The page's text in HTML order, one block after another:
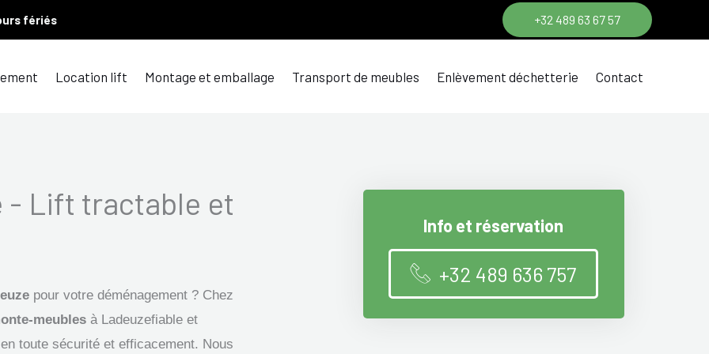
fériés +32 489 63 67 57
Location lift Montage et emballage Transport de meubles Enlèvement déchetterie Contact
- Lift tractable et
pour votre déménagement ? Chez
meubles à Ladeuzefiable et
toute sécurité et efficacement. Nous
Info et réservation
+32 489 636 757